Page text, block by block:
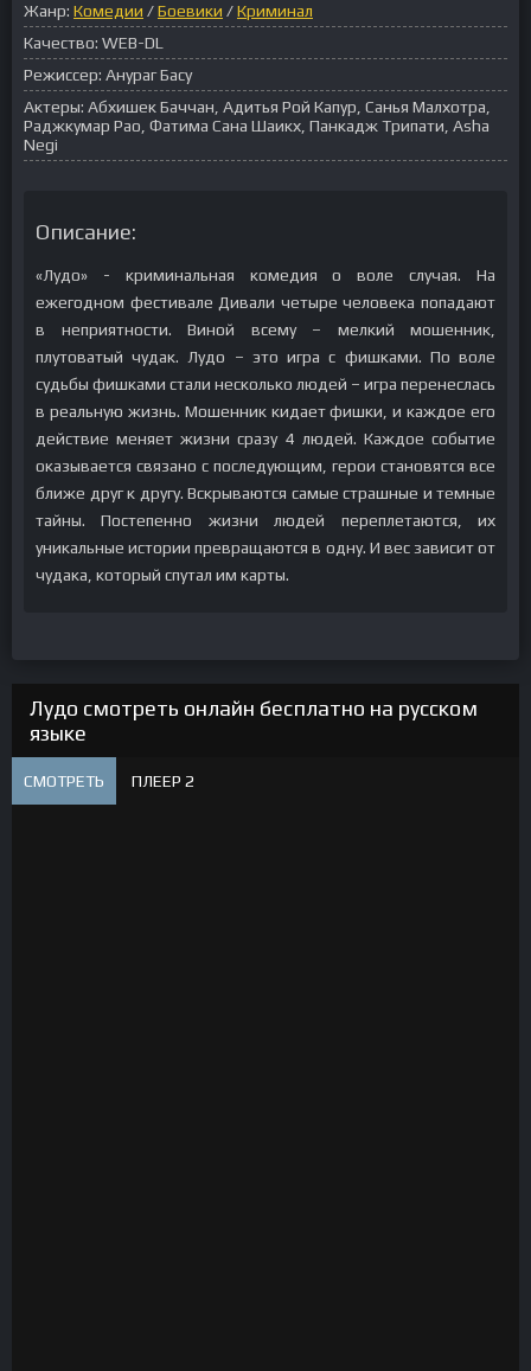
Жанр: Комедии /Боевики /Криминал
Качество: WEB-DL
Режиссер: Анураг Басу
Актеры: Абхишек Баччан, Адитья Рой Капур, Санья Малхотра,
Раджкумар Рао, Фатима Сана Шаикх, Панкадж Трипати, Asha
Negi
Описание:
«Лудо» - криминальная комедия о воле случая. На
ежегодном фестивале Дивали четыре человека попадают
в неприятности. Виной всему – мелкий мошенник,
плутоватый чудак. Лудо – это игра с фишками. По воле
судьбы фишками стали несколько людей – игра перенеслась
в реальную жизнь. Мошенник кидает фишки, и каждое его
действие меняет жизни сразу 4 людей. Каждое событие
оказывается связано с последующим, герои становятся все
ближе друг к другу. Вскрываются самые страшные и темные
тайны. Постепенно жизни людей переплетаются, их
уникальные истории превращаются в одну. И вес зависит от
чудака, который спутал им карты.
Лудо смотреть онлайн бесплатно на русском
языке
СМОТРЕТЬ ПЛЕЕР 2